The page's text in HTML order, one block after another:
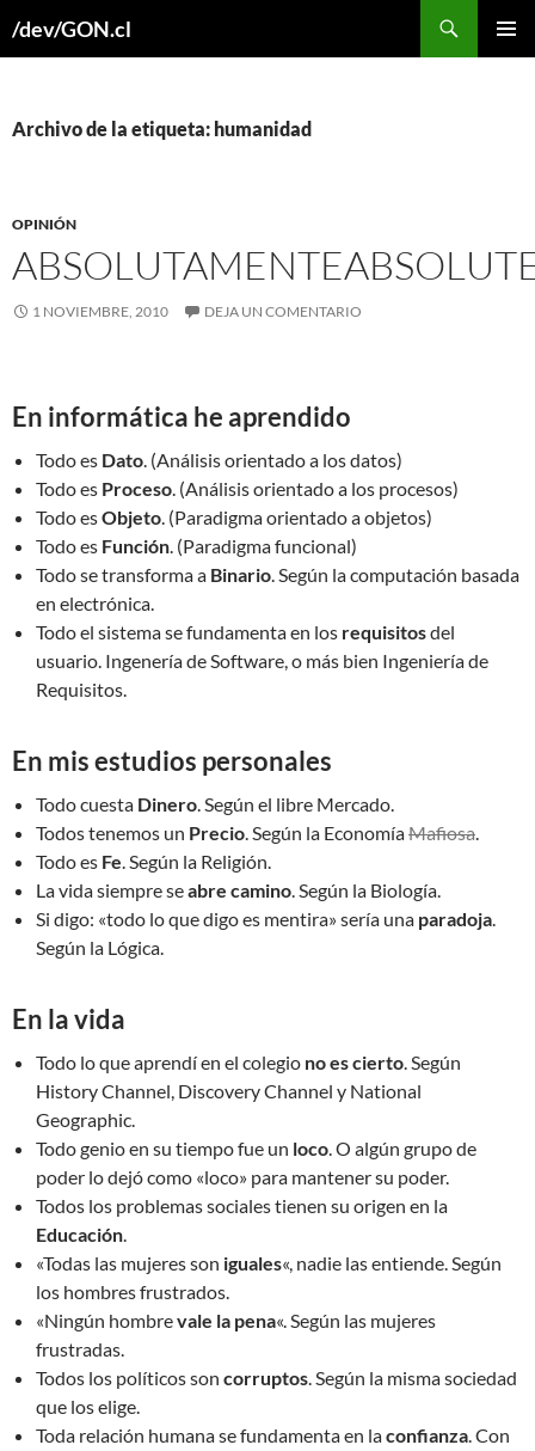
/dev/GON.cl
Archivo de la etiqueta: humanidad
OPINIÓN
ABSOLUTAMENTE
1 NOVIEMBRE, 2010 DEJA UN COMENTARIO
En informática he aprendido
Todo es Dato. (Análisis orientado a los datos)
Todo es Proceso. (Análisis orientado a los procesos)
Todo esObjeto. (Paradigma orientado a objetos)
Todo es Función. (Paradigma funcional)
Todo se transforma a Binario. Según la computación basada
en electrónica.
Todo el sistema se fundamenta en los requisitosdel
usuario. Ingenería de Software, o más bien Ingeniería de
Requisitos.
En mis estudios personales
Todo cuesta Dinero. Según el libre Mercado.
Todos tenemos un Precio. Según la EconomíaMafiosa.
Todo es Fe. Según la Religión.
La vida siempre seabre camino. Según la Biología.
Si digo: «todo lo que digo es mentira» sería una paradoja.
Según la Lógica.
En la vida
Todo lo que aprendí en el colegio no es cierto. Según
History Channel, Discovery Channel y National
Geographic.
Todo genio en su tiempo fue un loco. O algún grupo de
poder lo dejó como «loco» para mantener su poder.
Todos los problemas sociales tienen su origen en la
Educación.
«Todas las mujeres son iguales«, nadie las entiende. Según
los hombres frustrados.
«Ningún hombrevale la pena«. Según las mujeres
frustradas.
Todos los políticos son corruptos. Según la misma sociedad
que los elige.
Toda relación humana se fundamenta en laconfianza. Con